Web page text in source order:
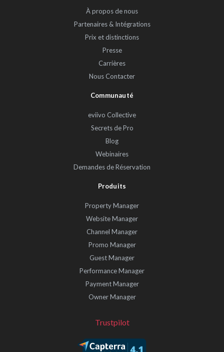
À propos de nous
Partenaires & Intégrations
Prix et distinctions
Presse
Carrières
Nous Contacter
Communauté
eviivo Collective
Secrets de Pro
Blog
Webinaires
Demandes de Réservation
Produits
Property Manager
Website Manager
Channel Manager
Promo Manager
Guest Manager
Performance Manager
Payment Manager
Owner Manager
Trustpilot